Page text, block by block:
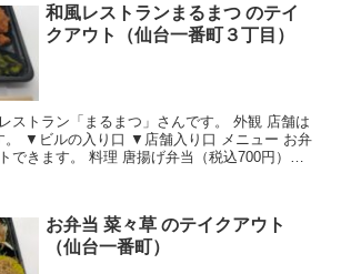
和風レストランまるまつ のテイ
クアウト（仙台一番町３丁目）
ストラン「まるまつ」さんです。 外観 店舗は
。 ▼ビルの入り口 ▼店舗入り口 メニュー お弁
できます。 料理 唐揚げ弁当（税込700円）を
お弁当 菜々草 のテイクアウト
（仙台一番町）